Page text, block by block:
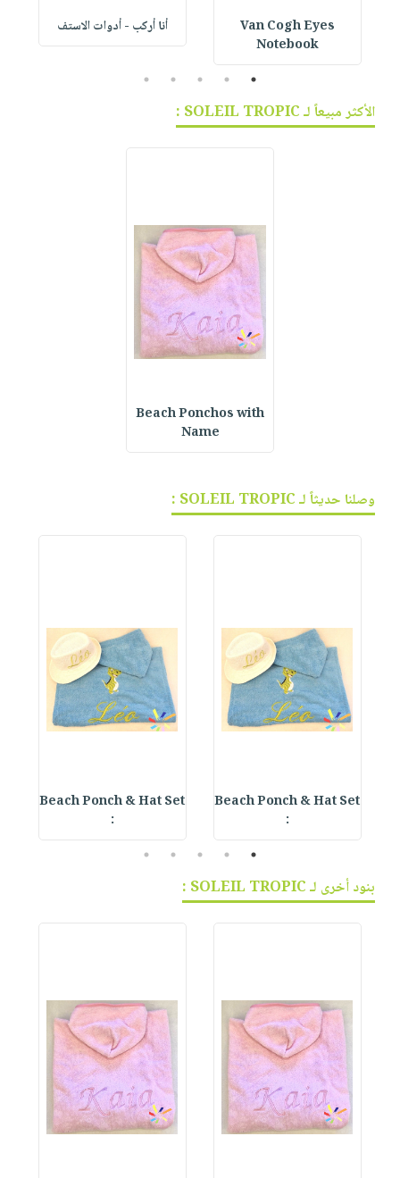
Van Cogh Eyes
Notebook
أنا أركب - أدوات الاستف
1
2
3
4
5
الأكثر مبيعاً لـ SOLEIL TROPIC :
Beach Ponchos with
Name
وصلنا حديثاً لـ SOLEIL TROPIC :
Beach Ponch & Hat Set
:
Beach Ponch & Hat Set
:
1
2
3
4
5
بنود أخرى لـ SOLEIL TROPIC :